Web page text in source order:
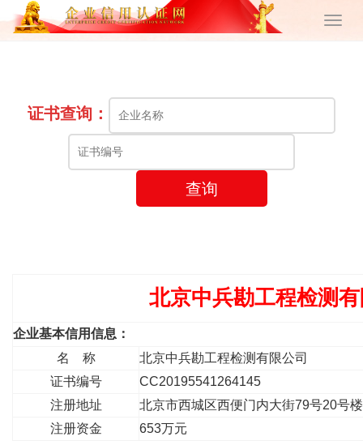
证书查询：
查询
北京中兵勘工程检测
企业基本信用信息：
名 称
北京中兵勘工程检测有限公司
证书编号
CC20195541264145
注册地址
北京市西城区西便门内大街79号20号
注册资金
653万元